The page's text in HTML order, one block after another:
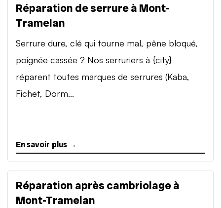
Réparation de serrure à Mont-
Tramelan
Serrure dure, clé qui tourne mal, pêne bloqué,
poignée cassée ? Nos serruriers à {city}
réparent toutes marques de serrures (Kaba,
Fichet, Dorm...
En savoir plus →
Réparation après cambriolage à
Mont-Tramelan